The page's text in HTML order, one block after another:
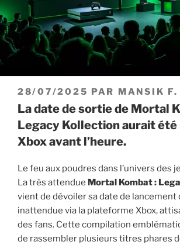
PUBLIÉ
LE
28/07/2025 PAR MANSIK F.
La date de sortie de Mortal
Legacy Kollection aurait été
Xbox avant l’heure.
Le feu aux poudres dans l’univers des
La très attendue Mortal Kombat :
vient de dévoiler sa date de lancement
inattendue via la plateforme Xbox,
des fans. Cette compilation
de rassembler plusieurs titres phares